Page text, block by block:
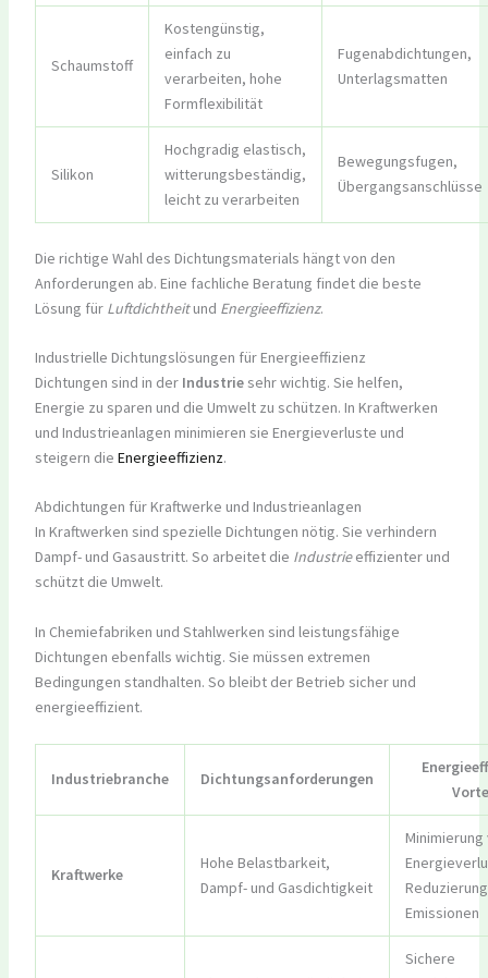
Schaumstoff
Kostengünstig,
einfach zu
verarbeiten, hohe
Formflexibilität
Fugenabdichtungen,
Unterlagsmatten
Silikon
Hochgradig elastisch,
witterungsbeständig,
leicht zu verarbeiten
Bewegungsfugen,
Übergangsanschlüsse
Die richtige Wahl des Dichtungsmaterials hängt von den
Anforderungen ab. Eine fachliche Beratung findet die beste
Lösung für Luftdichtheitund Energieeffizienz.
Industrielle Dichtungslösungen für Energieeffizienz
Dichtungen sind in der Industriesehr wichtig. Sie helfen,
Energie zu sparen und die Umwelt zu schützen. In Kraftwerken
und Industrieanlagen minimieren sie Energieverluste und
steigern die Energieeffizienz.
Abdichtungen für Kraftwerke und Industrieanlagen
In Kraftwerken sind spezielle Dichtungen nötig. Sie verhindern
Dampf- und Gasaustritt. So arbeitet die Industrieeffizienter und
schützt die Umwelt.
In Chemiefabriken und Stahlwerken sind leistungsfähige
Dichtungen ebenfalls wichtig. Sie müssen extremen
Bedingungen standhalten. So bleibt der Betrieb sicher und
energieeffizient.
Industriebranche Dichtungsanforderungen
Kraftwerke
Hohe Belastbarkeit,
Dampf- und Gasdichtigkeit
Minimierung
Emissionen
Sichere